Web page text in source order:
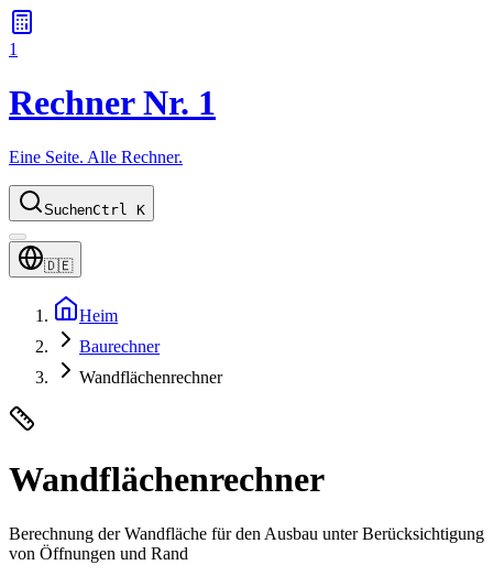
1
Rechner Nr. 1
Eine Seite. Alle Rechner.
SuchenCtrl K
🇩🇪
Heim
Baurechner
Wandflächenrechner
Wandflächenrechner
Berechnung der Wandfläche für den Ausbau unter Berücksichtigung
von Öffnungen und Rand